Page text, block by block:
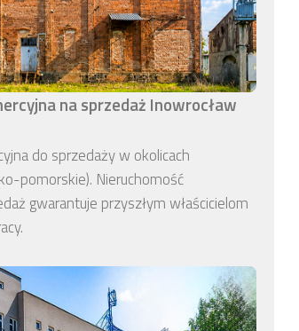
na sprzedaż Inowrocław
do sprzedaży w okolicach
pomorskie). Nieruchomość
gwarantuje przyszłym właścicielom